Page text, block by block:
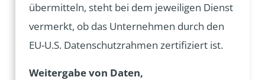
übermitteln, steht bei dem jeweiligen Dienst
vermerkt, ob das Unternehmen durch den
EU-U.S. Datenschutzrahmen zertifiziert ist.
Weitergabe von Daten,